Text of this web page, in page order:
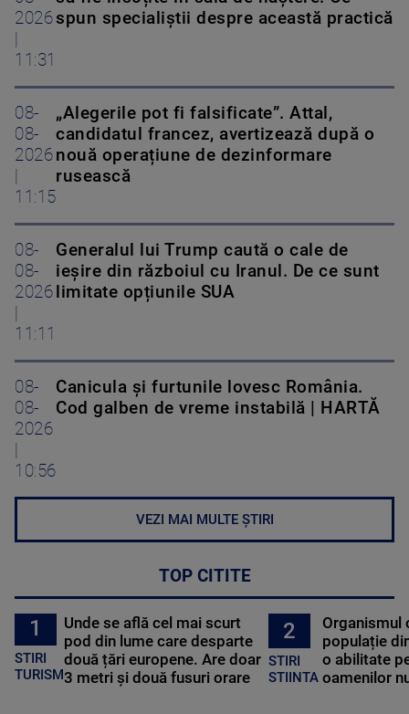
2026
11:31
spun specialiștii despre această practică
08-
08-
2026
11:15
„Alegerile pot fi falsificate”. Attal,
candidatul francez, avertizează după o
nouă operațiune de dezinformare
rusească
08-
08-
2026
11:11
Generalul lui Trump caută o cale de
ieșire din războiul cu Iranul. De ce sunt
limitate opțiunile SUA
08-
08-
2026
10:56
Canicula și furtunile lovesc România.
Cod galben de vreme instabilă | HARTĂ
VEZI MAI MULTE ȘTIRI
TOP CITITE
1
STIRI
TURISM
Unde se află cel mai scurt
pod din lume care desparte
două țări europene. Are doar
3 metri și două fusuri orare
2
STIRI
STIINTA
Organismul
populație
o abilitate
oamenilor